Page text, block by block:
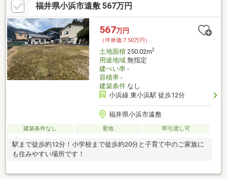
福井県小浜市遠敷 567万円
567万円
（坪単価:7.50万円）
土地面積250.02m2
用途地域無指定
建ぺい率-
容積率-
建築条件なし
小浜線 東小浜駅 徒歩12分
福井県小浜市遠敷
建築条件なし 更地 即引渡し可
駅まで徒歩約12分！小学校まで徒歩約20分と子育て中のご家族に
も住みやすい場所です！